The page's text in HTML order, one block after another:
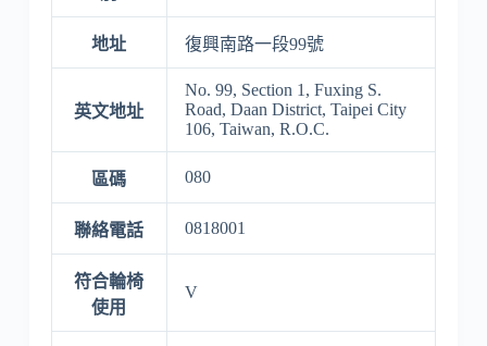
地址 復興南路一段99號
英文地址
No. 99, Section 1, Fuxing S.
Road, Daan District, Taipei City
106, Taiwan, R.O.C.
區碼 080
聯絡電話 0818001
符合輪椅
使用
V